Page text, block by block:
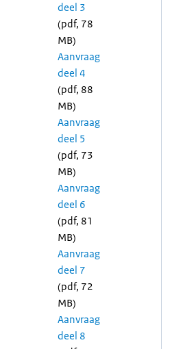
deel 3
(pdf, 78
MB)
Aanvraag
deel 4
(pdf, 88
MB)
Aanvraag
deel 5
(pdf, 73
MB)
Aanvraag
deel 6
(pdf, 81
MB)
Aanvraag
deel 7
(pdf, 72
MB)
Aanvraag
deel 8